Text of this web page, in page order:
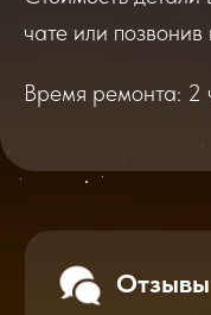
чате или позвонив
Время ремонта: 2
очень важно услышать
качестве нашей работы!